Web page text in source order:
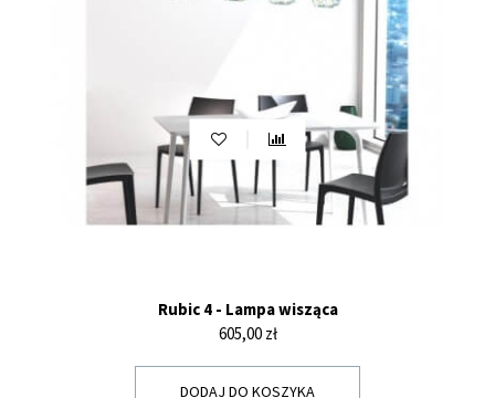
Rubic 4 - Lampa wisząca
Cena
605,00 zł
DODAJ DO KOSZYKA